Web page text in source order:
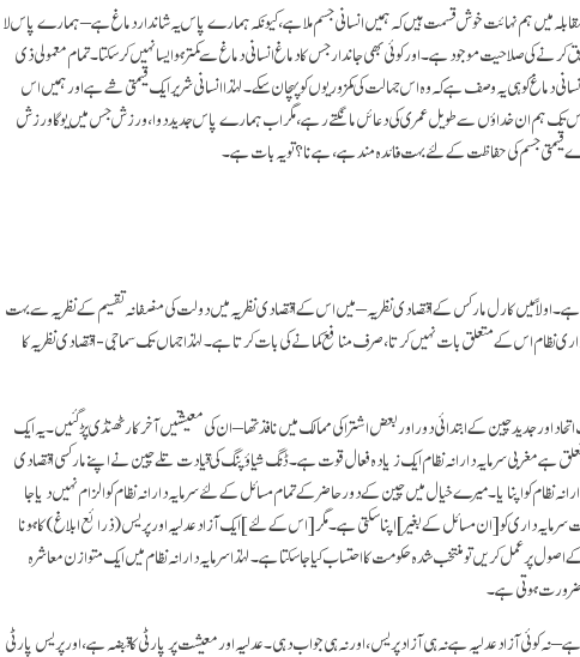
میں ہم نہائت خوش قسمت ہیں کہ ہمیں انسانی جسم ملا ہے، کیونکہ ہمارے پاس یہ شاندار دماغ ہے – ہمارے پاس لا
کرنے کی صلاحیت موجود ہے۔ اور کوئی بھی جاندار جس کا دماغ انسانی دماغ سے کمتر ہو ایسا نہیں کر سکتا۔ تمام معمولی ذی
دماغ کو ہی یہ وصف ہے کہ وہ اس جہالت کی کمزوریوں کو پہچان سکے۔ لہٰذا انسانی شریر ایک قیمتی شے ہے اور ہمیں اس
تک ہم ان خداؤں سے طویل عمری کی دعائں مانگتے رہے، مگر اب ہمارے پاس جدید دوا، ورزش جس میں یوگا ورزش
جسم کی حفاظت کے لئے بہت فائدہ مند ہے، ہے نا؟ تو یہ بات ہے۔
اولاً میں کارل مارکس کے اقتصادی نظریہ – میں اس کے اقتصادی نظریہ میں دولت کی منصفانہ تقسیم کے نظریہ سے بہت
نظام اس کے متعلق بات نہیں کرتا، صرف منافع کمانے کی بات کرتا ہے۔ لہٰذا جہاں تک سماجی- اقتصادی نظریہ کا
اور جدید چین کے ابتدائی دور اور بعض اشتراکی ممالک میں نافذ تھا – ان کی معیشتیں آخرکار ٹھنڈی پڑ گئیں۔ یہ ایک
ہے مغربی سرمایہ دارانہ نظام ایک زیادہ فعال قوت ہے۔ ڈنگ شیاؤ پنگ کی قیادت تلے چین نے اپنے مارکسی اقتصادی
دارانہ نظام کو اپنایا۔ میرے خیال میں چین کے دور حاضر کے تمام مسائل کے لئے سرمایہ دارانہ نظام کو الزام نہیں دیا جا
داری کو[ان مسائل کے بغیر]اپنا سکتی ہے۔ مگر[اس کے لئے]ایک آزاد عدلیہ اور پریس (ذرائع ابلاغ) کا ہونا
پر عمل کریں تو منتخب شدہ حکومت کا احتساب کیا جا سکتا ہے۔ لہٰذا سرمایہ دارانہ نظام میں ایک متوازن معاشرہ
ضرورت ہوتی ہے۔
نہ کوئی آزاد عدلیہ ہے نہ ہی آزاد پریس، اور نہ ہی جواب دہی۔ عدلیہ اور معیشت پر پارٹی کا قبضہ ہے، اور پریس پارٹی